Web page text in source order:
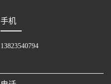
手机
13823540794